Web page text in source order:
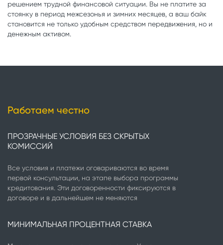
решением трудной финансовой ситуации. Вы не платите за
стоянку в период межсезонья и зимних месяцев, а ваш байк
становится не только удобным средством передвижения, но и
денежным активом.
Работаем честно
ПРОЗРАЧНЫЕ УСЛОВИЯ БЕЗ СКРЫТЫХ
КОМИССИЙ
Все условия и платежи оговариваются во время
первой консультации, на этапе выбора программы
кредитования. Эти договоренности фиксируются в
договоре и в дальнейшем не меняются
МИНИМАЛЬНАЯ ПРОЦЕНТНАЯ СТАВКА